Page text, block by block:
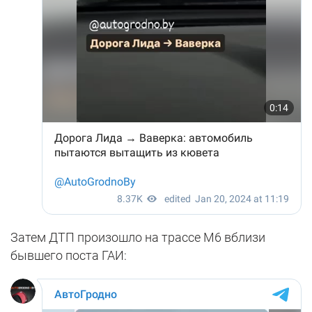
Затем ДТП произошло на трассе М6 вблизи
бывшего поста ГАИ: